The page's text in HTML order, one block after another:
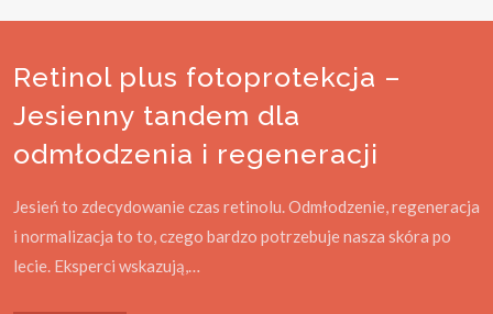
Retinol plus fotoprotekcja –
Jesienny tandem dla
odmłodzenia i regeneracji
Jesień to zdecydowanie czas retinolu. Odmłodzenie, regeneracja
i normalizacja to to, czego bardzo potrzebuje nasza skóra po
lecie. Eksperci wskazują,…